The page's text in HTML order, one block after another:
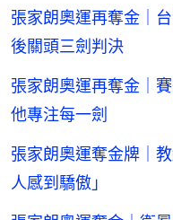
張家朗奧運再奪金｜
後關頭三劍判決
張家朗奧運再奪金｜
他專注每一劍
張家朗奧運奪金牌｜
人感到驕傲」